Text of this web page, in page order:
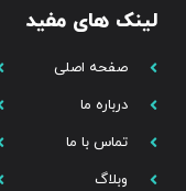
لینک های مفید
صفحه اصلی
درباره ما
تماس با ما
وبلاگ